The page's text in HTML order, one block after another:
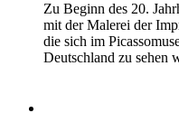
Zu Beginn des 20.
mit der Malerei der
die sich im
Deutschland zu sehen